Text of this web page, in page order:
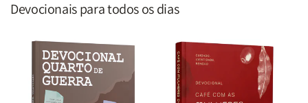
Devocionais para todos os dias